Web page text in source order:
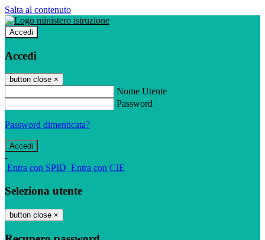
Salta al contenuto
Accedi
Accedi
button close ×
Nome Utente
Password
Password dimenticata?
-
Entra con SPID Entra con CIE
Seleziona utente
button close ×